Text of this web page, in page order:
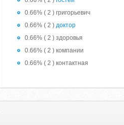
0.66% ( 2 ) григорьевич
0.66% ( 2 ) доктор
0.66% ( 2 ) здоровья
0.66% ( 2 ) компании
0.66% ( 2 ) контактная